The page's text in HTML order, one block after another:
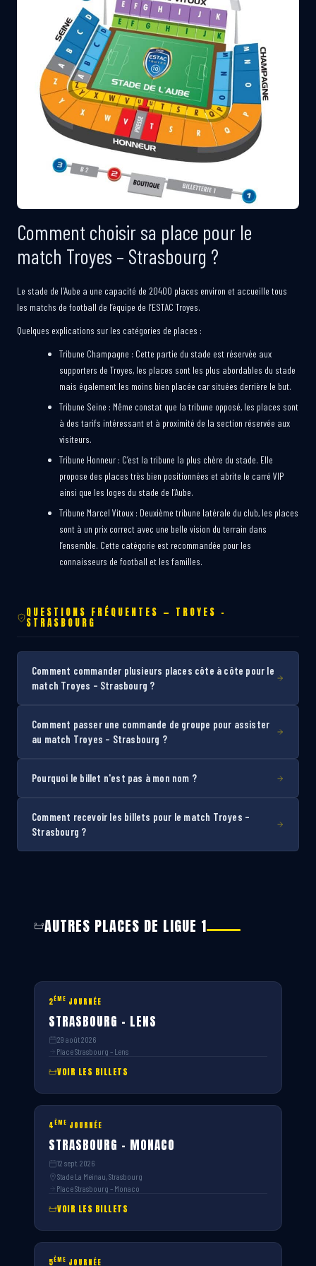
Comment choisir sa place pour le
match Troyes – Strasbourg ?
Le stade de l’Aube a une capacité de 20400 places environ et accueille tous
les matchs de football de l’équipe de l’ESTAC Troyes.
Quelques explications sur les catégories de places :
Tribune Champagne : Cette partie du stade est réservée aux
supporters de Troyes, les places sont les plus abordables du stade
mais également les moins bien placée car situées derrière le but.
Tribune Seine : Même constat que la tribune opposé, les places sont
à des tarifs intéressant et à proximité de la section réservée aux
visiteurs.
Tribune Honneur : C’est la tribune la plus chère du stade. Elle
propose des places très bien positionnées et abrite le carré VIP
ainsi que les loges du stade de l’Aube.
Tribune Marcel Vitoux : Deuxième tribune latérale du club, les places
sont à un prix correct avec une belle vision du terrain dans
l’ensemble. Cette catégorie est recommandée pour les
connaisseurs de football et les familles.
QUESTIONS FRÉQUENTES — TROYES –
STRASBOURG
Comment commander plusieurs places côte à côte pour le
match Troyes – Strasbourg ?
Comment passer une commande de groupe pour assister
au match Troyes – Strasbourg ?
Pourquoi le billet n'est pas à mon nom ?
Comment recevoir les billets pour le match Troyes –
Strasbourg ?
AUTRES PLACES DE LIGUE 1
2ÈME JOURNÉE
STRASBOURG – LENS
29 août 2026
Place Strasbourg – Lens
VOIR LES BILLETS
4ÈME JOURNÉE
STRASBOURG – MONACO
12 sept. 2026
Stade La Meinau, Strasbourg
Place Strasbourg – Monaco
VOIR LES BILLETS
5ÈME JOURNÉE